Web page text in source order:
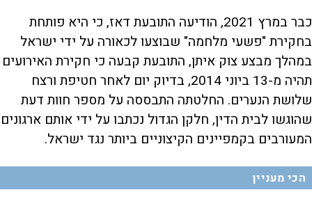
כבר במרץ 2021, הודיעה התובעת דאז, כי היא פותחת
בחקירת "פשעי מלחמה" שבוצעו לכאורה על ידי ישראל
במהלך מבצע צוק איתן, התובעת קבעה כי חקירת האירועים
תהיה מ-13 ביוני 2014, בדיוק יום לאחר חטיפת ורצח
שלושת הנערים. החלטתה התבססה על מספר חוות דעת
שהוגשו לבית הדין, חלקן הגדול נכתבו על ידי אותם ארגונים
המעורבים בקמפיינים הקיצוניים ביותר נגד ישראל.
הכי מעניין